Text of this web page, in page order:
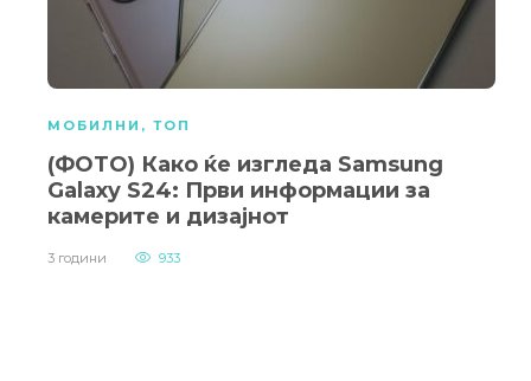
МОБИЛНИ , ТОП
(ФОТО) Како ќе изгледа Samsung
Galaxy S24: Први информации за
камерите и дизајнот
3 години 933